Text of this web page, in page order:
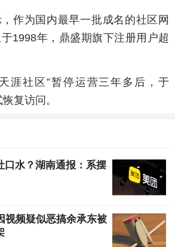
作为国内最早一批成名的社区网
1998年，鼎盛期旗下注册用户超
涯社区”暂停运营三年多后，于
复访问。
口水？湖南通报：系摆
视频疑似恶搞余承东被